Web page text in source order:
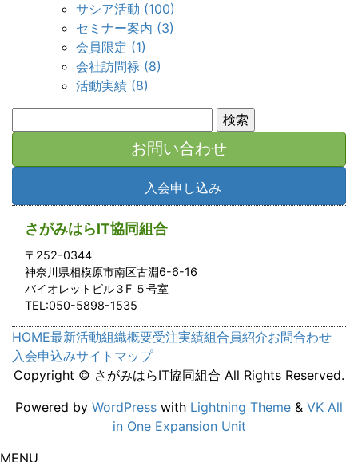
サシア活動 (100)
セミナー案内 (3)
会員限定 (1)
会社訪問禄 (8)
活動実績 (8)
索:
お問い合わせ
入会申し込み
さがみはらIT協同組合
〒252-0344
神奈川県相模原市南区古淵6-6-16
バイオレットビル３F ５号室
TEL:050-5898-1535
HOME最新活動組織概要受注実績組合員紹介お問合わせ
入会申込みサイトマップ
Copyright © さがみはらIT協同組合 All Rights Reserved.
Powered by WordPress with Lightning Theme & VK All
in One Expansion Unit
MENU